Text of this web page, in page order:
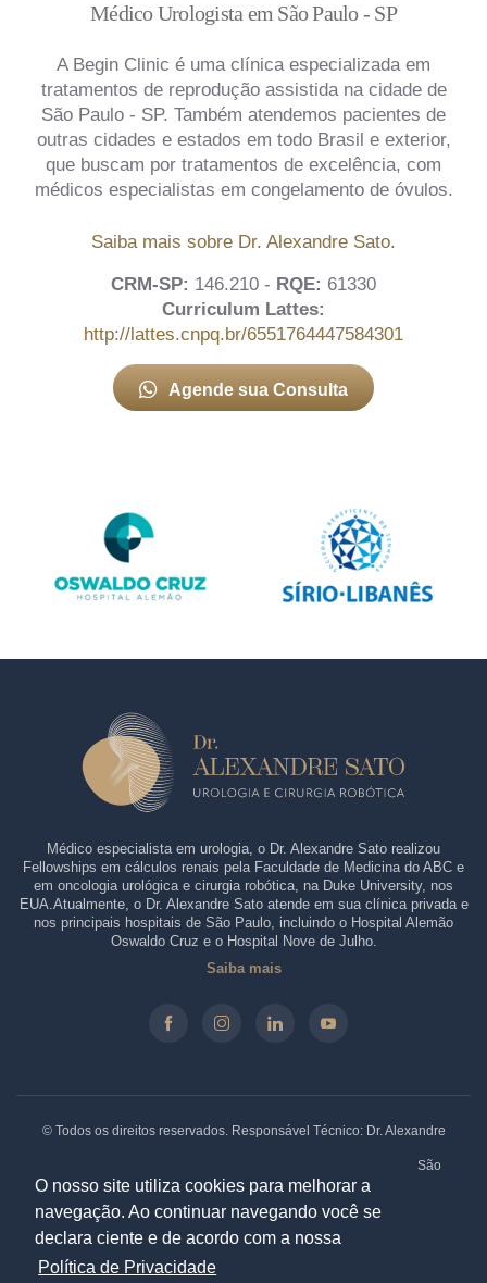
O nosso site utiliza cookies para melhorar a
navegação. Ao continuar navegando você se
declara ciente e de acordo com a nossa
Política de Privacidade
Médico Urologista em São Paulo - SP
A Begin Clinic é uma clínica especializada em
tratamentos de reprodução assistida na cidade de
São Paulo - SP. Também atendemos pacientes de
outras cidades e estados em todo Brasil e exterior,
que buscam por tratamentos de excelência, com
médicos especialistas em congelamento de óvulos.
Saiba mais sobre Dr. Alexandre Sato.
CRM-SP: 146.210 - RQE: 61330
Curriculum Lattes:
http://lattes.cnpq.br/6551764447584301
Agende sua Consulta
Médico especialista em urologia, o Dr. Alexandre Sato realizou
Fellowships em cálculos renais pela Faculdade de Medicina do ABC e
em oncologia urológica e cirurgia robótica, na Duke University, nos
EUA.Atualmente, o Dr. Alexandre Sato atende em sua clínica privada e
nos principais hospitais de São Paulo, incluindo o Hospital Alemão
Oswaldo Cruz e o Hospital Nove de Julho.
Saiba mais
© Todos os direitos reservados. Responsável Técnico: Dr. Alexandre
Clínica: Rua Borges Lagoa, 913 - Sala 31/32, Vila Clementino. São
Paulo - SP. CEP: 04038-032 |Política de Privacidade
Especialistas em Marketing Médico: